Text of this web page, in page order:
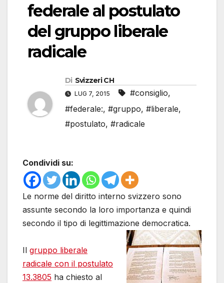
federale al postulato
del gruppo liberale
radicale
Di Svizzeri CH
LUG 7, 2015 #consiglio,
#federale:, #gruppo, #liberale,
#postulato, #radicale
Condividi su:
Le norme del diritto interno svizzero sono
assunte secondo la loro importanza e quindi
secondo il tipo di legittimazione democratica.
Il gruppo liberale
radicale con il postulato
13.3805 ha chiesto al